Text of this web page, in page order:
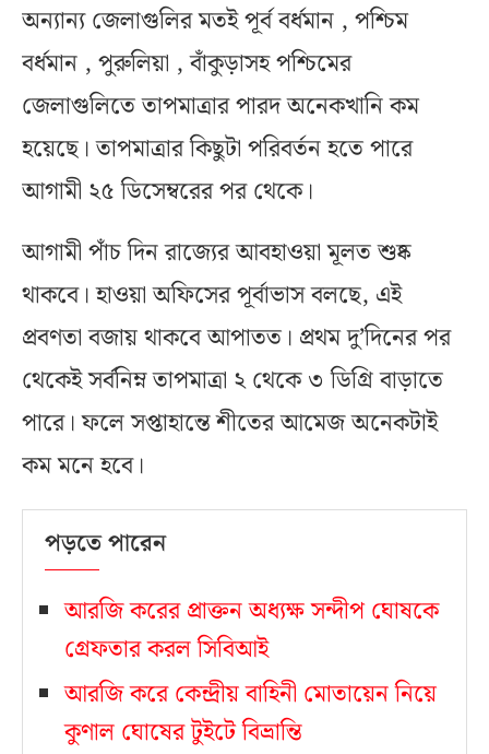
অন্যান্য জেলাগুলির মতই পূর্ব বর্ধমান , পশ্চিম
বর্ধমান , পুরুলিয়া , বাঁকুড়াসহ পশ্চিমের
জেলাগুলিতে তাপমাত্রার পারদ অনেকখানি কম
হয়েছে। তাপমাত্রার কিছুটা পরিবর্তন হতে পারে
আগামী ২৫ ডিসেম্বরের পর থেকে।
আগামী পাঁচ দিন রাজ্যের আবহাওয়া মূলত শুষ্ক
থাকবে। হাওয়া অফিসের পূর্বাভাস বলছে, এই
প্রবণতা বজায় থাকবে আপাতত। প্রথম দু’দিনের পর
থেকেই সর্বনিম্ন তাপমাত্রা ২ থেকে ৩ ডিগ্রি বাড়াতে
পারে। ফলে সপ্তাহান্তে শীতের আমেজ অনেকটাই
কম মনে হবে।
পড়তে পারেন
আরজি করের প্রাক্তন অধ্যক্ষ সন্দীপ ঘোষকে
গ্রেফতার করল সিবিআই
আরজি করে কেন্দ্রীয় বাহিনী মোতায়েন নিয়ে
কুণাল ঘোষের টুইটে বিভ্রান্তি